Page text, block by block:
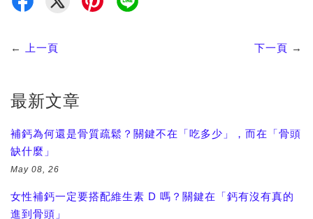
← 上一頁 下一頁 →
最新文章
補鈣為何還是骨質疏鬆？關鍵不在「吃多少」，而在「骨頭
缺什麼」
May 08, 26
女性補鈣一定要搭配維生素 D 嗎？關鍵在「鈣有沒有真的
進到骨頭」